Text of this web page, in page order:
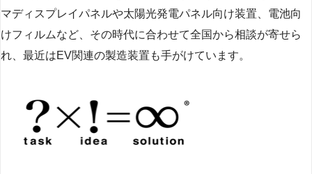
マディスプレイパネルや太陽光発電パネル向け装置、電池向
けフィルムなど、その時代に合わせて全国から相談が寄せら
れ、最近はEV関連の製造装置も手がけています。